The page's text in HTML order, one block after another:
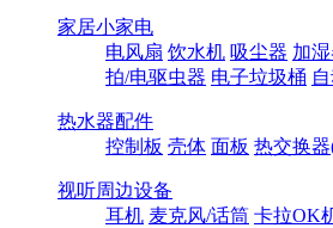
家居小家电
电风扇 饮水机 吸尘器 加
拍/电驱虫器 电子垃圾桶
热水器配件
控制板 壳体 面板 热交换
视听周边设备
耳机 麦克风/话筒 卡拉OK